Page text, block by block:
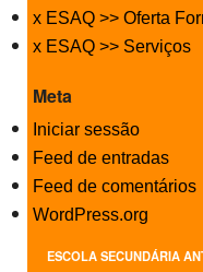
x ESAQ >> Oferta
x ESAQ >> Serviços
Meta
Iniciar sessão
Feed de entradas
Feed de comentários
WordPress.org
ESCOLA SECUNDÁRIA